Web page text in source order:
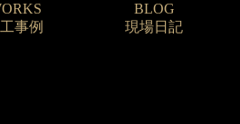
事例
BLOG
現場日記